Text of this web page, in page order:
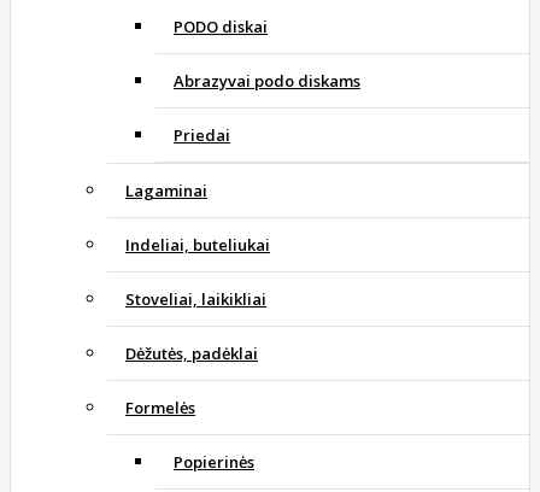
PODO diskai
Abrazyvai podo diskams
Priedai
Lagaminai
Indeliai, buteliukai
Stoveliai, laikikliai
Dėžutės, padėklai
Formelės
Popierinės